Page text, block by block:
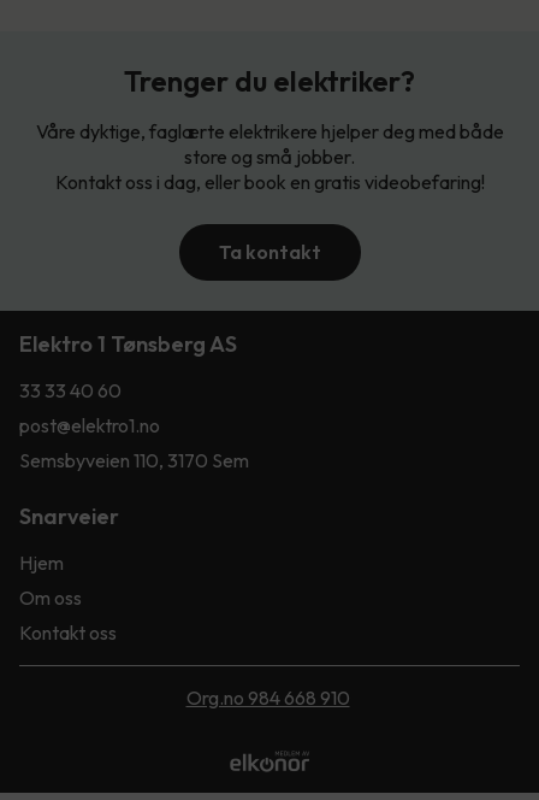
Trenger du elektriker?
Våre dyktige, faglærte elektrikere hjelper deg med både
store og små jobber.
Kontakt oss i dag, eller book en gratis videobefaring!
Ta kontakt
Elektro 1 Tønsberg AS
33 33 40 60
post@elektro1.no
Semsbyveien 110, 3170 Sem
Snarveier
Hjem
Om oss
Kontakt oss
Org.no 984 668 910